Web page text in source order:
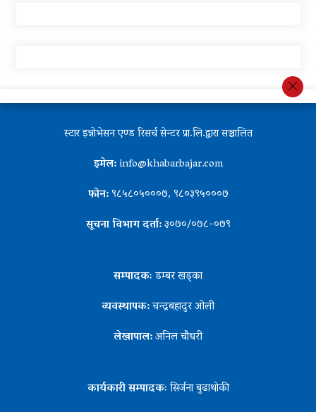
स्टार इन्नोभेसन एण्ड रिसर्च सेन्टर प्रा.लि.द्वारा सञ्चालित
इमेल:info@khabarbajar.com
फोन:९८५८०५०००७, ९८०३९५०००७
सूचना विभाग दर्ता:३०७०/०७८-०७९
सम्पादकःडम्बर खड्का
व्यवस्थापक:चन्द्रबहादुर ओली
लेखापाल:अनिल चौधरी
कार्यकारी सम्पादकःसिर्जना बुढाथोकी